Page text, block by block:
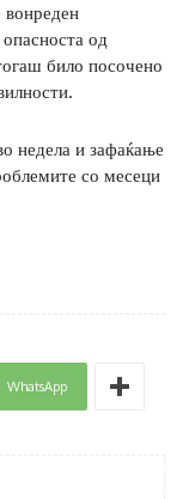
вонреден
од
било посочено
недела и зафаќање
со месеци
WhatsApp